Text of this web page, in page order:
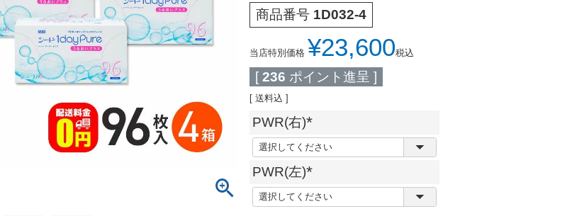
商品番号 1D032-4
当店特別価格 ¥23,600税込
[ 236 ポイント進呈 ]
送料込
PWR(右)
(
必
須
)
PWR(左)
(
必